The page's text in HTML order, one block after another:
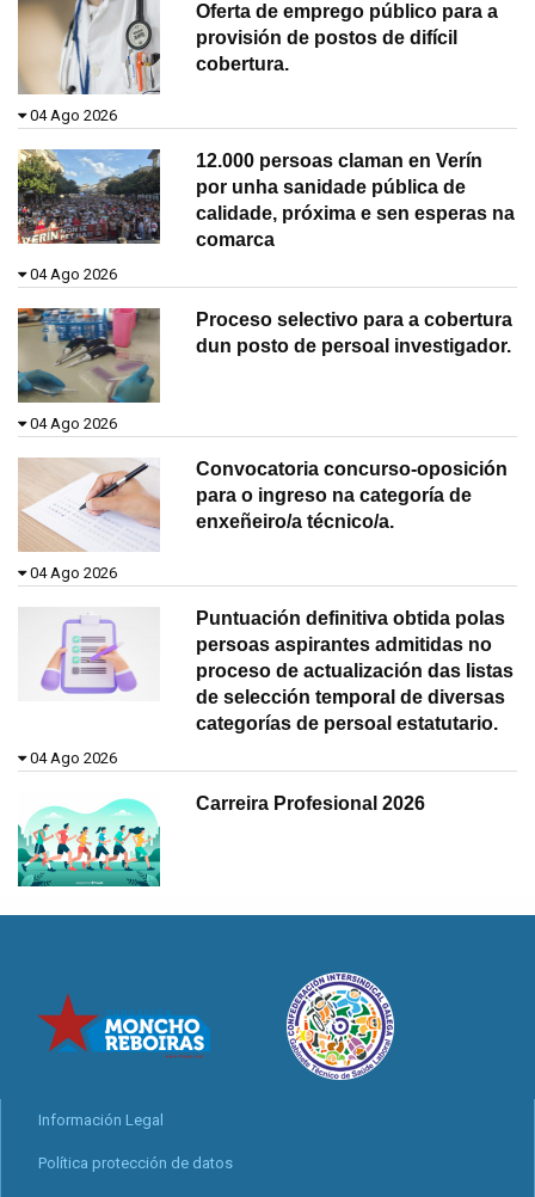
Oferta de emprego público para a
provisión de postos de difícil
cobertura.
04 Ago 2026
12.000 persoas claman en Verín
por unha sanidade pública de
calidade, próxima e sen esperas na
comarca
04 Ago 2026
Proceso selectivo para a cobertura
dun posto de persoal investigador.
04 Ago 2026
Convocatoria concurso-oposición
para o ingreso na categoría de
enxeñeiro/a técnico/a.
04 Ago 2026
Puntuación definitiva obtida polas
persoas aspirantes admitidas no
proceso de actualización das listas
de selección temporal de diversas
categorías de persoal estatutario.
04 Ago 2026
Carreira Profesional 2026
Información Legal
Política protección de datos